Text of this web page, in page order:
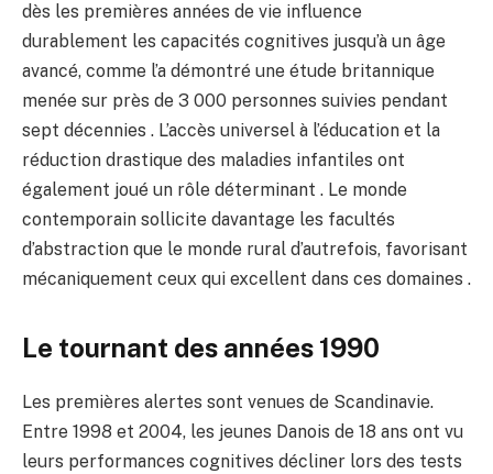
dès les premières années de vie influence
durablement les capacités cognitives jusqu’à un âge
avancé, comme l’a démontré une étude britannique
menée sur près de 3 000 personnes suivies pendant
sept décennies . L’accès universel à l’éducation et la
réduction drastique des maladies infantiles ont
également joué un rôle déterminant . Le monde
contemporain sollicite davantage les facultés
d’abstraction que le monde rural d’autrefois, favorisant
mécaniquement ceux qui excellent dans ces domaines .
Le tournant des années 1990
Les premières alertes sont venues de Scandinavie.
Entre 1998 et 2004, les jeunes Danois de 18 ans ont vu
leurs performances cognitives décliner lors des tests